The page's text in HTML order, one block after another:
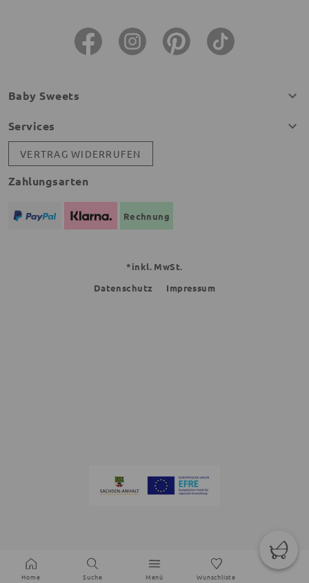
Baby Sweets
Services
VERTRAG WIDERRUFEN
Zahlungsarten
Rechnung
*inkl. MwSt.
Datenschutz
Impressum
Home Suche Menü Wunschliste